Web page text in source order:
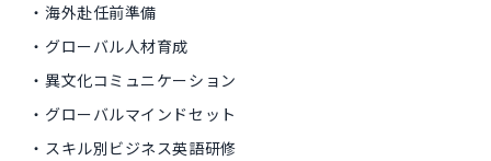
海外赴任前準備
グローバル人材育成
異文化コミュニケーション
グローバルマインドセット
スキル別ビジネス英語研修